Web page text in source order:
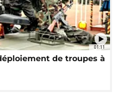
01:11
de troupes à